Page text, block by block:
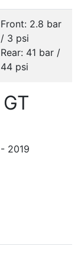
Front: 2.8 bar
/ 3 psi
Rear: 41 bar /
44 psi
2019